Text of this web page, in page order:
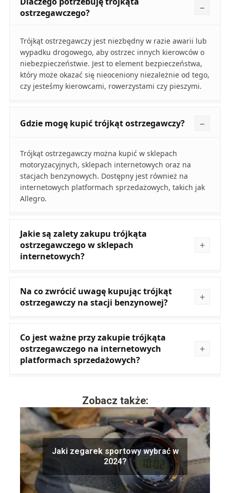
ostrzegawczego?
Trójkąt ostrzegawczy jest niezbędny w razie awarii lub
wypadku drogowego, aby ostrzec innych kierowców o
niebezpieczeństwie. Jest to element bezpieczeństwa,
który może okazać się nieoceniony niezależnie od tego,
czy jesteśmy kierowcami, rowerzystami czy pieszymi.
Gdzie mogę kupić trójkąt ostrzegawczy?
Trójkąt ostrzegawczy można kupić w sklepach
motoryzacyjnych, sklepach internetowych oraz na
stacjach benzynowych. Dostępny jest również na
internetowych platformach sprzedażowych, takich jak
Allegro.
Jakie są zalety zakupu trójkąta
ostrzegawczego w sklepach
internetowych?
Na co zwrócić uwagę kupując trójkąt
ostrzegawczy na stacji benzynowej?
Co jest ważne przy zakupie trójkąta
ostrzegawczego na internetowych
platformach sprzedażowych?
Zobacz także:
Jaki zegarek sportowy wybrać w
2024?